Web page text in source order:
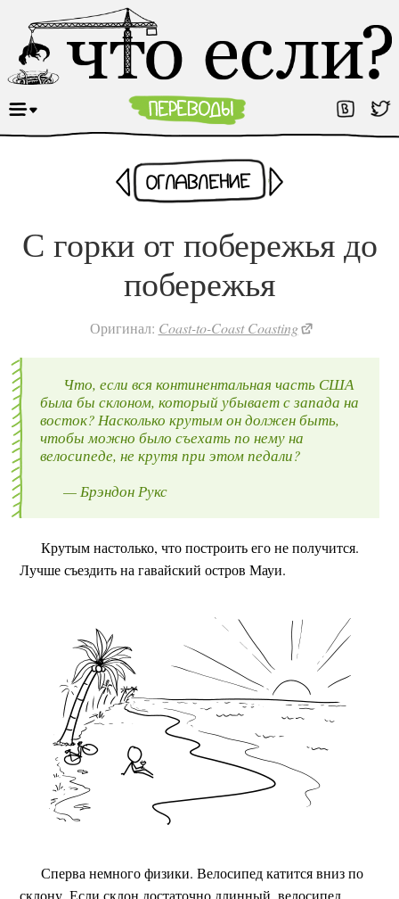
С горки от побережья до
побережья
Оригинал: Coast-to-Coast Coasting
Что, если вся континентальная часть США
была бы склоном, который убывает с запада на
восток? Насколько крутым он должен быть,
чтобы можно было съехать по нему на
велосипеде, не крутя при этом педали?
— Брэндон Рукс
Крутым настолько, что построить его не получится.
Лучше съездить на гавайский остров Мауи.
Сперва немного физики. Велосипед катится вниз по
склону. Если склон достаточно длинный, велосипед